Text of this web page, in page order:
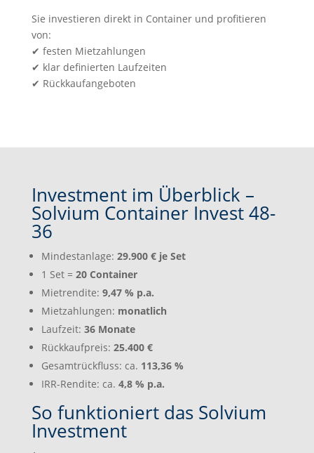
Sie investieren direkt in Container und profitieren
von:
✔ festen Mietzahlungen
✔ klar definierten Laufzeiten
✔ Rückkaufangeboten
Investment im Überblick –
Solvium Container Invest 48-
36
Mindestanlage: 29.900 € je Set
1 Set = 20 Container
Mietrendite: 9,47 % p.a.
Mietzahlungen: monatlich
Laufzeit: 36 Monate
Rückkaufpreis: 25.400 €
Gesamtrückfluss: ca. 113,36 %
IRR-Rendite: ca. 4,8 % p.a.
So funktioniert das Solvium
Investment